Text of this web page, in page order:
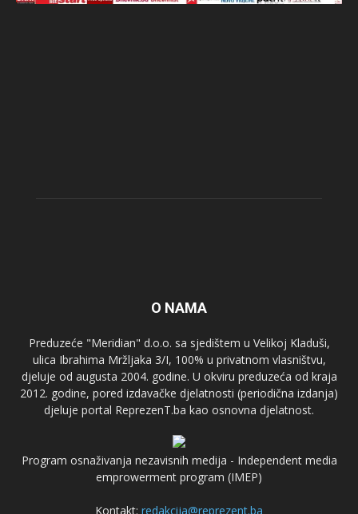
O NAMA
Preduzeće "Meridian" d.o.o. sa sjedištem u Velikoj Kladuši,
ulica Ibrahima Mržljaka 3/I, 100% u privatnom vlasništvu,
djeluje od augusta 2004. godine. U okviru preduzeća od kraja
2012. godine, pored izdavačke djelatnosti (periodična izdanja)
djeluje portal ReprezenT.ba kao osnovna djelatnost.
Program osnaživanja nezavisnih medija - Independent media
emprowerment program (IMEP)
Kontakt: redakcija@reprezent.ba